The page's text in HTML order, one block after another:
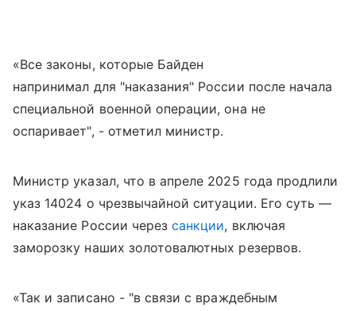
«Все законы, которые Байден
напринимал для "наказания" России после начала
специальной военной операции, она не
оспаривает", - отметил министр.
Министр указал, что в апреле 2025 года продлили
указ 14024 о чрезвычайной ситуации. Его суть —
наказание России черезсанкции, включая
заморозку наших золотовалютных резервов.
«Так и записано - "в связи с враждебным